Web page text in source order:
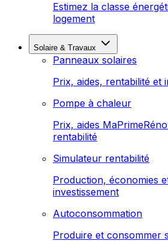
Estimez la classe
logement
Solaire & Travaux
Panneaux solaires
Prix, aides, rentabilité et
Pompe à chaleur
Prix, aides
rentabilité
Simulateur rentabilité
Production, économies
investissement
Autoconsommation
Produire et consommer